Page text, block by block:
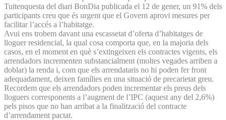
Tuitenquesta del diari BonDia publicada el 12 de gener, un 91% dels
participants creu que és urgent que el Govern aprovi mesures per
facilitar l’accés a l’habitatge.
Avui ens trobem davant una escassetat d’oferta d’habitatges de
lloguer residencial, la qual cosa comporta que, en la majoria dels
casos, en el moment en què s’extingeixen els contractes vigents, els
arrendadors incrementen substancialment (moltes vegades arriben a
doblar) la renda i, com que els arrendataris no hi poden fer front
adequadament, deixen famílies en una situació de precarietat greu.
Recordem que els arrendadors poden incrementar els preus dels
lloguers corresponents a l’augment de l’IPC (aquest any del 2,6%)
pels pisos que no han arribat a la finalització del contracte
d’arrendament pactat.